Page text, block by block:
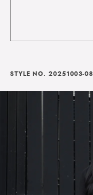
STYLE NO. 20251003-08